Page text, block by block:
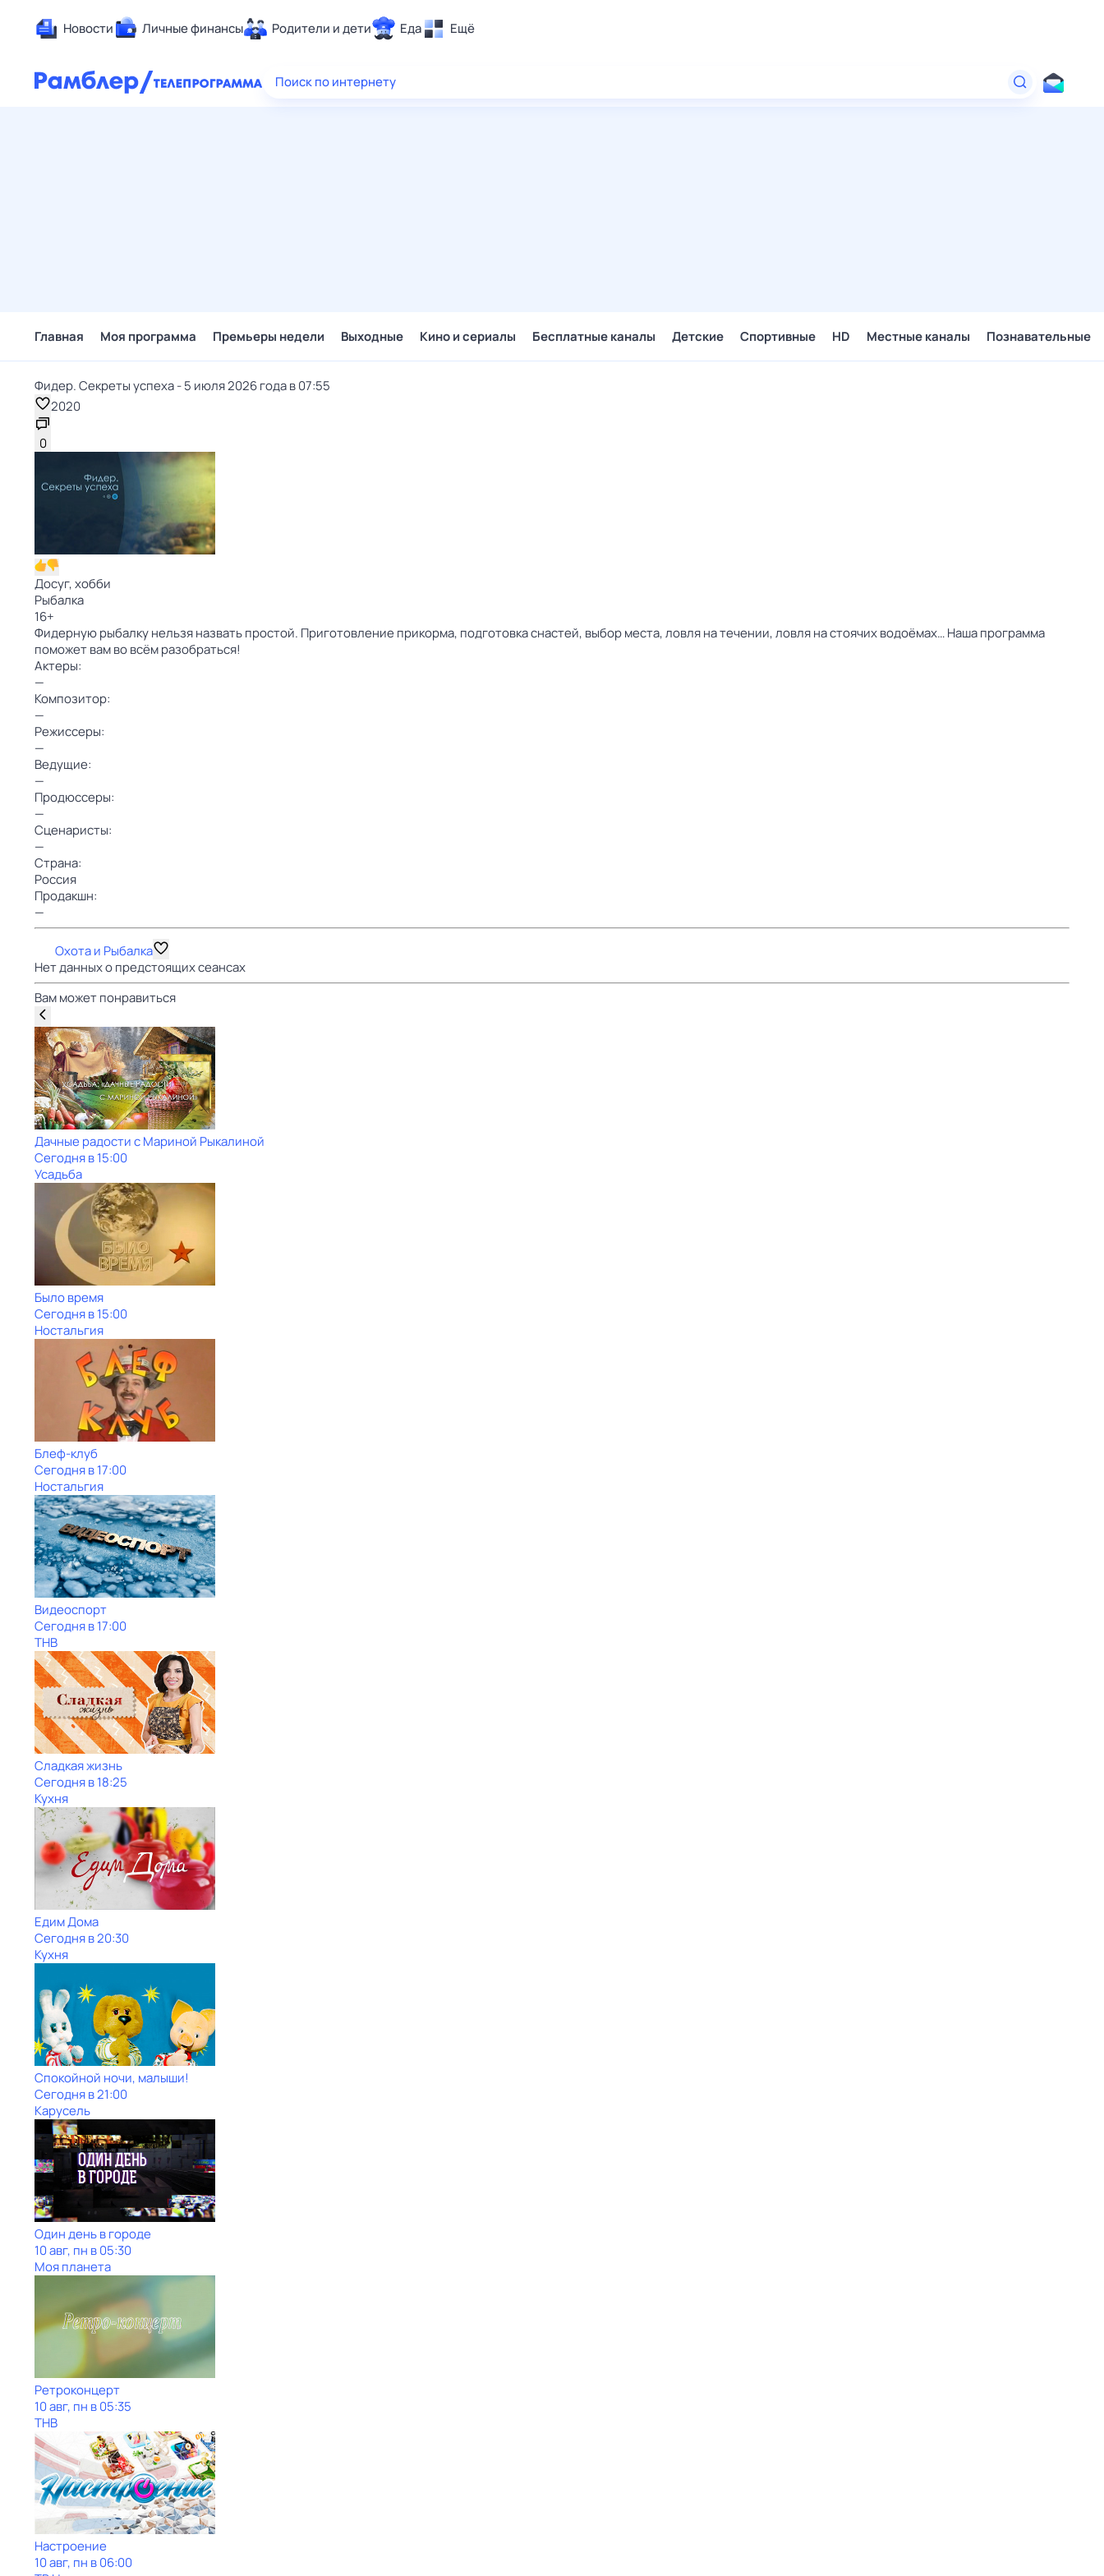
Новости Личные финансы Родители и дети Еда Ещё
Здоровье
Поиск по интернету
Главная Моя программа Премьеры недели Выходные Кино и сериалы Бесплатные каналы Детские Спортивные HD Местные каналы Познавательные
Фидер. Секреты успеха - 5 июля 2026 года в 07:55
2020
0
Досуг, хобби
Рыбалка
16+
Фидерную рыбалку нельзя назвать простой. Приготовление прикорма, подготовка снастей, выбор места, ловля на течении, ловля на стоячих водоёмах… Наша программа
поможет вам во всём разобраться!
Актеры:
—
Композитор:
—
Режиссеры:
—
Ведущие:
—
Продюссеры:
—
Сценаристы:
—
Страна:
Россия
Продакшн:
—
Охота и Рыбалка
Нет данных о предстоящих сеансах
Вам может понравиться
Дачные радости с Мариной Рыкалиной
Сегодня в 15:00
Усадьба
Было время
Сегодня в 15:00
Ностальгия
Блеф-клуб
Сегодня в 17:00
Ностальгия
Видеоспорт
Сегодня в 17:00
ТНВ
Сладкая жизнь
Сегодня в 18:25
Кухня
Едим Дома
Сегодня в 20:30
Кухня
Спокойной ночи, малыши!
Сегодня в 21:00
Карусель
Один день в городе
10 авг, пн в 05:30
Моя планета
Ретроконцерт
10 авг, пн в 05:35
ТНВ
Настроение
10 авг, пн в 06:00